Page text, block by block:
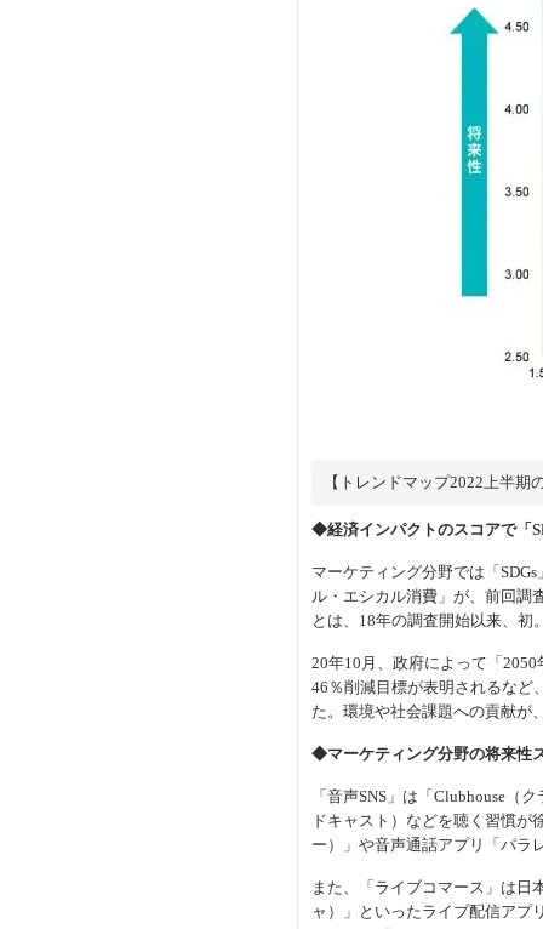
【トレンドマップ2022上半期
◆経済インパクトのスコアで「
マーケティング分野では「
ル・エシカル消費」が、前回調
とは、18年の調査開始以来、初
20年10月、政府によって「
46％削減目標が表明されるなど
た。環境や社会課題への貢献が
◆マーケティング分野の将来性
「音声SNS」は「Clubhouse（
ドキャスト）などを聴く習慣が
ー）」や音声通話アプリ「パラ
また、「ライブコマース」は日
ャ）」といったライブ配信アプ